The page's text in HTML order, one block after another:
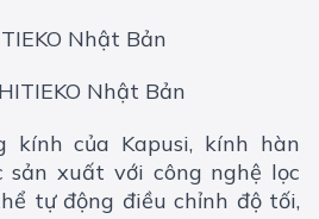
Nhật Bản
kính của Kapusi, kính hàn
sản xuất với công nghệ lọc
tự động điều chỉnh độ tối,